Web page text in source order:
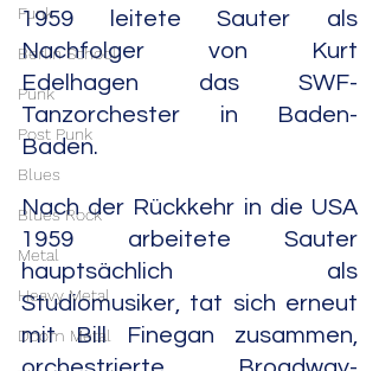
Funk
Berlin School
Punk
Post Punk
Blues
Blues Rock
Metal
Heavy Metal
Doom Metal
1959 leitete Sauter als
Nachfolger von Kurt
Edelhagen das SWF-
Tanzorchester in Baden-
Baden.
Nach der Rückkehr in die USA
1959 arbeitete Sauter
hauptsächlich als
Studiomusiker, tat sich erneut
mit Bill Finegan zusammen,